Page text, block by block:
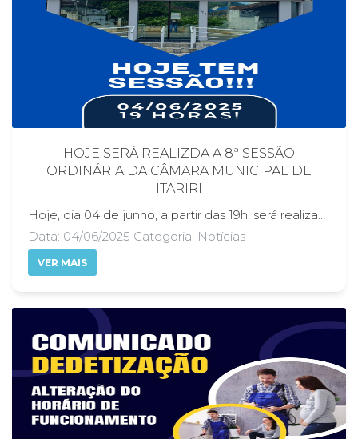
HOJE SERÁ REALIZDA A 8ª SESSÃO
ORDINÁRIA DA CÂMARA MUNICIPAL DE
ITARIRI
Hoje, dia 04 de junho, a partir das 19h, será realizada a 8ª Sessão Ordinária da Câmara Municipal de Itariri. O encontro reunirá os vereadores para discutir e deliberar sobre assuntos de interesse da população, além de apresentar indicações, requerimentos e projetos que visam o desenvolvimento do município e o bem-estar dos itaririenses. A Sessão será transmitida ao vivo pela página oficial da Câmara no Facebook, no endereço facebook.com/camaradeitariri. Essa iniciativa permite que todos os cidadãos, mesmo aqueles que não podem comparecer presencialmente, acompanhem os debates e decisões que impactam diretamente a vida da comunidade. É fundamental a participação popular, seja comparecendo à sede do Legislativo ou acompanhando a transmissão online. A presença e o interesse da população fortalecem a democracia e garantem que os representantes eleitos estejam sempre atentos às demandas e necessidades da cidade, exercendo seu mandato com responsabilidade e compromisso público. A transmissão ao vivo é mais do que uma ferramenta de comunicação — é um instrumento de transparência, princípio que orienta os trabalhos desta Casa Legislativa. Ao abrir as portas e as transmissões para a população, a Câmara reafirma seu compromisso com a ética, o diálogo e a prestação de contas, garantindo que todos os cidadãos possam fiscalizar e participar ativamente da gestão pública.
Data: 04/06/2025 Categoria: Notícias
VER MAIS